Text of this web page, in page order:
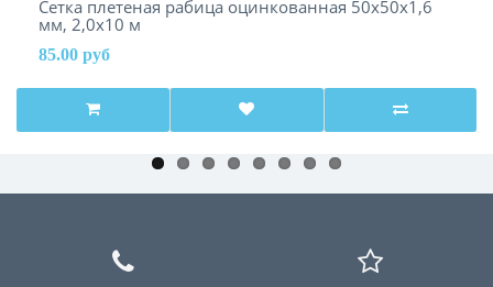
Сетка плетеная рабица оцинкованная 50х50х1,6
мм, 2,0х10 м
85.00 руб